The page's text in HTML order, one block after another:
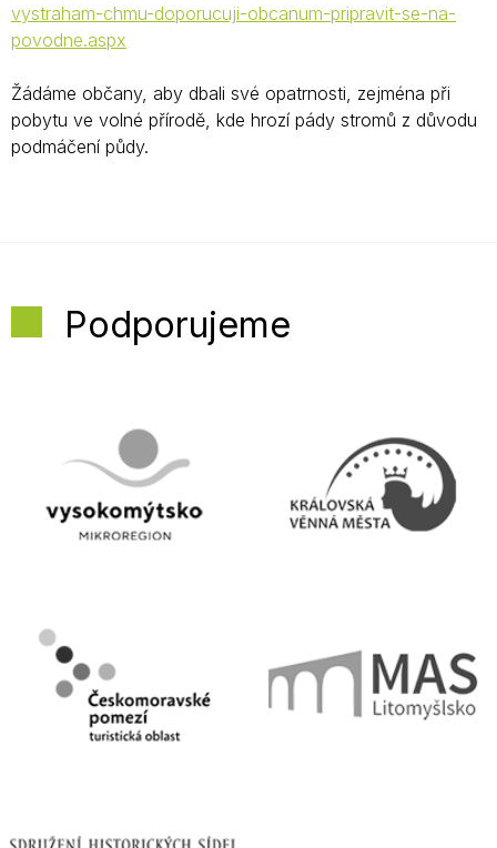
vystraham-chmu-doporucuji-obcanum-pripravit-se-na-
povodne.aspx
Žádáme občany, aby dbali své opatrnosti, zejména při
pobytu ve volné přírodě, kde hrozí pády stromů z důvodu
podmáčení půdy.
Podporujeme